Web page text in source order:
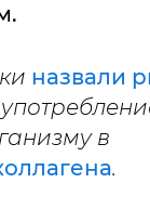
назвали
в
.